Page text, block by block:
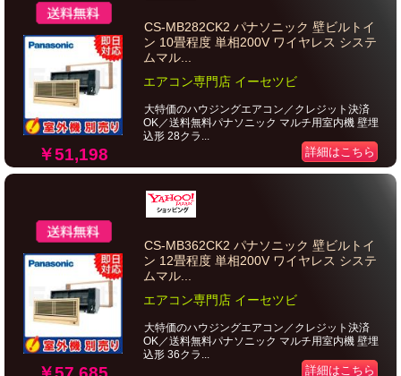
￥51,198
CS-MB282CK2 パナソニック 壁ビルトイ
ン 10畳程度 単相200V ワイヤレス システ
ムマル...
エアコン専門店 イーセツビ
大特価のハウジングエアコン／クレジット決済
OK／送料無料パナソニック マルチ用室内機 壁埋
込形 28クラ...
詳細はこちら
CS-MB362CK2 パナソニック 壁ビルトイ
ン 12畳程度 単相200V ワイヤレス システ
ムマル...
エアコン専門店 イーセツビ
大特価のハウジングエアコン／クレジット決済
OK／送料無料パナソニック マルチ用室内機 壁埋
込形 36クラ...
詳細はこちら